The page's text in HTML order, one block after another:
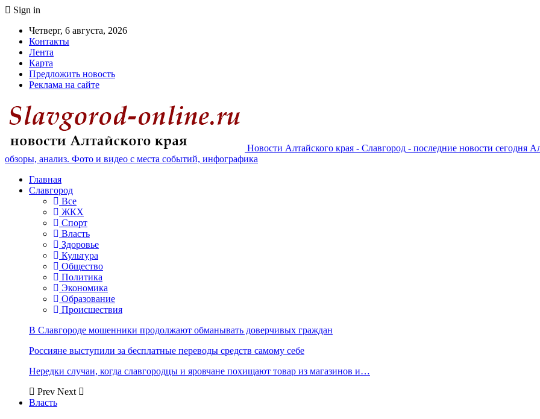
Sign in
Четверг, 6 августа, 2026
Контакты
Лента
Карта
Предложить новость
Реклама на сайте
Новости Алтайского края - Славгород - последние новости сегодня
обзоры, анализ. Фото и видео с места событий, инфографика
Главная
Славгород
Все
ЖКХ
Спорт
Власть
Здоровье
Культура
Общество
Политика
Экономика
Образование
Происшествия
В Славгороде мошенники продолжают обманывать доверчивых граждан
Россияне выступили за бесплатные переводы средств самому себе
Нередки случаи, когда славгородцы и яровчане похищают товар из магазинов и…
Prev Next
Власть